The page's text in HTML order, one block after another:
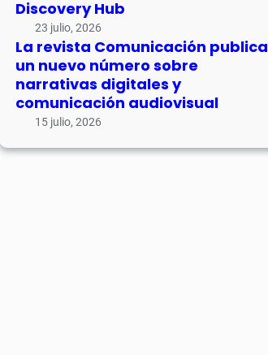
Discovery Hub
23 julio, 2026
La revista Comunicación publica
un nuevo número sobre
narrativas digitales y
comunicación audiovisual
15 julio, 2026